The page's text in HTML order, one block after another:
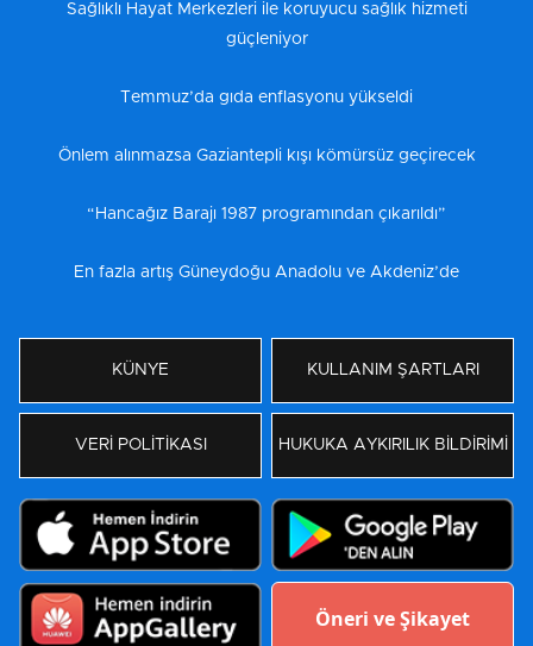
Sağlıklı Hayat Merkezleri ile koruyucu sağlık hizmeti
güçleniyor
Temmuz’da gıda enflasyonu yükseldi
Önlem alınmazsa Gaziantepli kışı kömürsüz geçirecek
“Hancağız Barajı 1987 programından çıkarıldı”
En fazla artış Güneydoğu Anadolu ve Akdeniz’de
KÜNYE KULLANIM ŞARTLARI
VERİ POLİTİKASI HUKUKA AYKIRILIK BİLDİRİMİ
Öneri ve Şikayet